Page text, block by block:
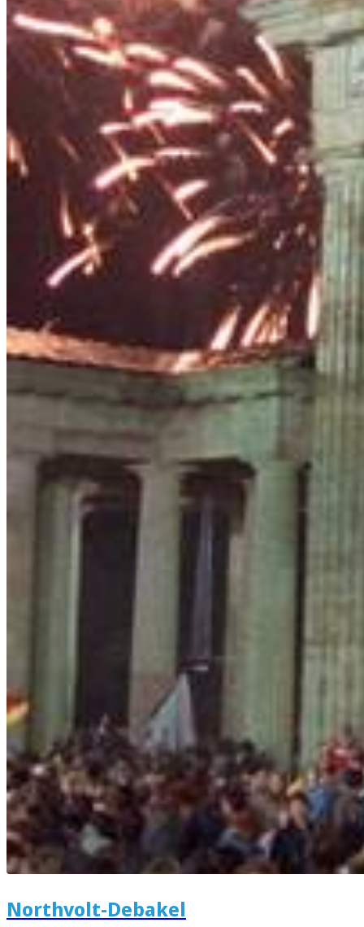
Northvolt-Debakel